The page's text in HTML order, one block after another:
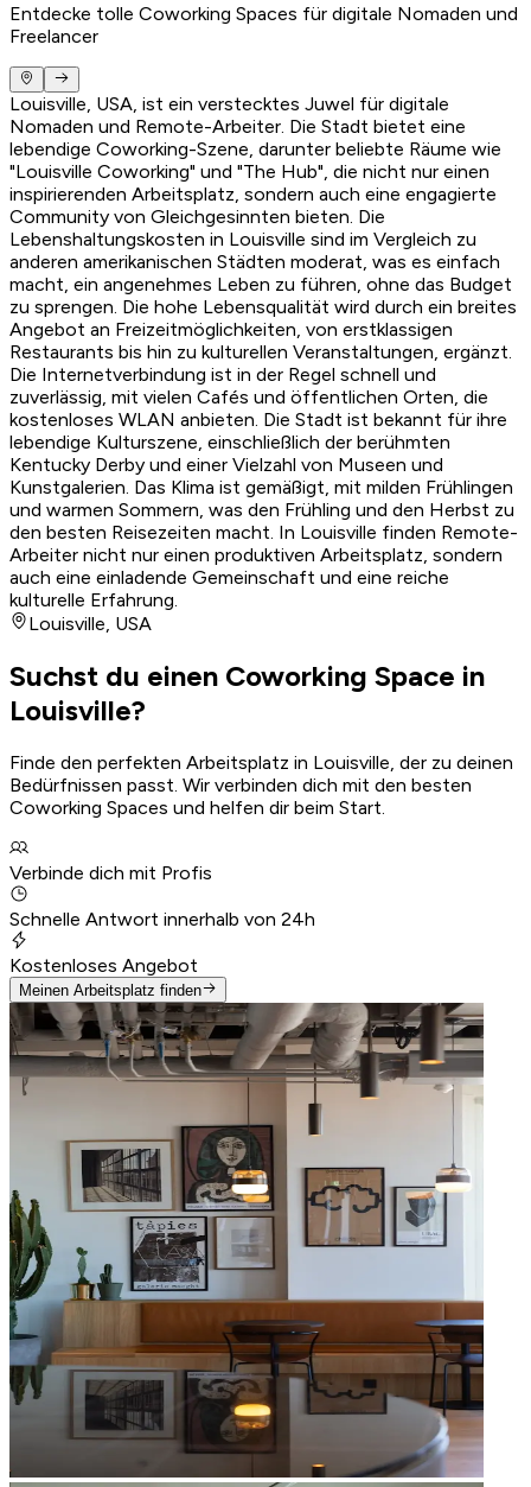
Entdecke tolle Coworking Spaces für digitale Nomaden und
Freelancer
Louisville, USA, ist ein verstecktes Juwel für digitale
Nomaden und Remote-Arbeiter. Die Stadt bietet eine
lebendige Coworking-Szene, darunter beliebte Räume wie
"Louisville Coworking" und "The Hub", die nicht nur einen
inspirierenden Arbeitsplatz, sondern auch eine engagierte
Community von Gleichgesinnten bieten. Die
Lebenshaltungskosten in Louisville sind im Vergleich zu
anderen amerikanischen Städten moderat, was es einfach
macht, ein angenehmes Leben zu führen, ohne das Budget
zu sprengen. Die hohe Lebensqualität wird durch ein breites
Angebot an Freizeitmöglichkeiten, von erstklassigen
Restaurants bis hin zu kulturellen Veranstaltungen, ergänzt.
Die Internetverbindung ist in der Regel schnell und
zuverlässig, mit vielen Cafés und öffentlichen Orten, die
kostenloses WLAN anbieten. Die Stadt ist bekannt für ihre
lebendige Kulturszene, einschließlich der berühmten
Kentucky Derby und einer Vielzahl von Museen und
Kunstgalerien. Das Klima ist gemäßigt, mit milden Frühlingen
und warmen Sommern, was den Frühling und den Herbst zu
den besten Reisezeiten macht. In Louisville finden Remote-
Arbeiter nicht nur einen produktiven Arbeitsplatz, sondern
auch eine einladende Gemeinschaft und eine reiche
kulturelle Erfahrung.
Louisville, USA
Suchst du einen Coworking Space in
Louisville?
Finde den perfekten Arbeitsplatz in Louisville, der zu deinen
Bedürfnissen passt. Wir verbinden dich mit den besten
Coworking Spaces und helfen dir beim Start.
Verbinde dich mit Profis
Schnelle Antwort innerhalb von 24h
Kostenloses Angebot
Meinen Arbeitsplatz finden